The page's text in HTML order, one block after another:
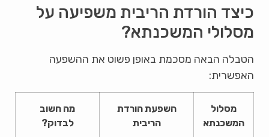
כיצד הורדת הריבית משפיעה על
מסלולי המשכנתא?
הטבלה הבאה מסכמת באופן פשוט את ההשפעה
האפשרית:
מסלול
המשכנתא
השפעת הורדת
הריבית
מה חשוב
לבדוק?